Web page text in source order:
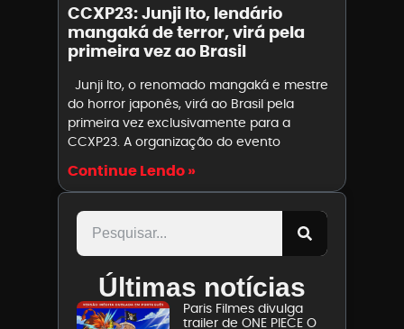
CCXP23: Junji Ito, lendário
mangaká de terror, virá pela
primeira vez ao Brasil
Junji Ito, o renomado mangaká e mestre
do horror japonês, virá ao Brasil pela
primeira vez exclusivamente para a
CCXP23. A organização do evento
Continue Lendo »
Últimas notícias
Paris Filmes divulga
trailer de ONE PIECE O